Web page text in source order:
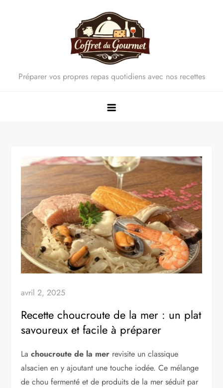
Préparer vos propres repas quotidiens avec nos recettes
avril 2, 2025
Recette choucroute de la mer : un plat
savoureux et facile à préparer
Lachoucroute de la mer revisite un classique
alsacien en y ajoutant une touche iodée. Ce mélange
de chou fermenté et de produits de la mer séduit par